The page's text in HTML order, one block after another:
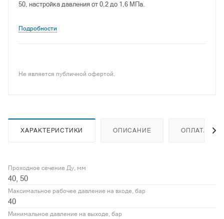
50, настройка давления от 0,2 до 1,6 МПа.
Подробности
Не является публичной офертой.
ХАРАКТЕРИСТИКИ ОПИСАНИЕ ОПЛАТА
Проходное сечение Ду, мм
40, 50
Максимальное рабочее давление на входе, бар
40
Минимальное давление на выходе, бар